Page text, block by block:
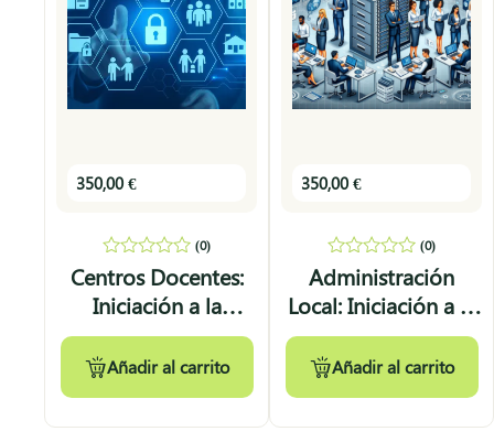
350,00 €
0
out
of
5
(0)
Centros Docentes:
Iniciación a la
Protección de Datos
Añadir al carrito
350,00 €
0
out
of
5
(0)
Administración
Local: Iniciación a la
Protección de Datos
Añadir al carrito